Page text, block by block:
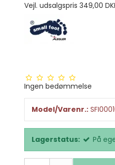
Vejl. udsalgspris 349,00
Ingen bedømmelse
Model/Varenr.:
Lagerstatus: På